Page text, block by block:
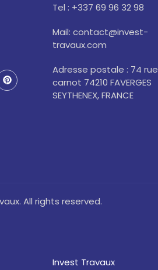
P
i
n
Tel : +337 69 96 32 98
Mail: contact@invest-
travaux.com
Adresse postale : 74 rue
carnot 74210 FAVERGES
SEYTHENEX, FRANCE
All rights reserved.
Invest Travaux